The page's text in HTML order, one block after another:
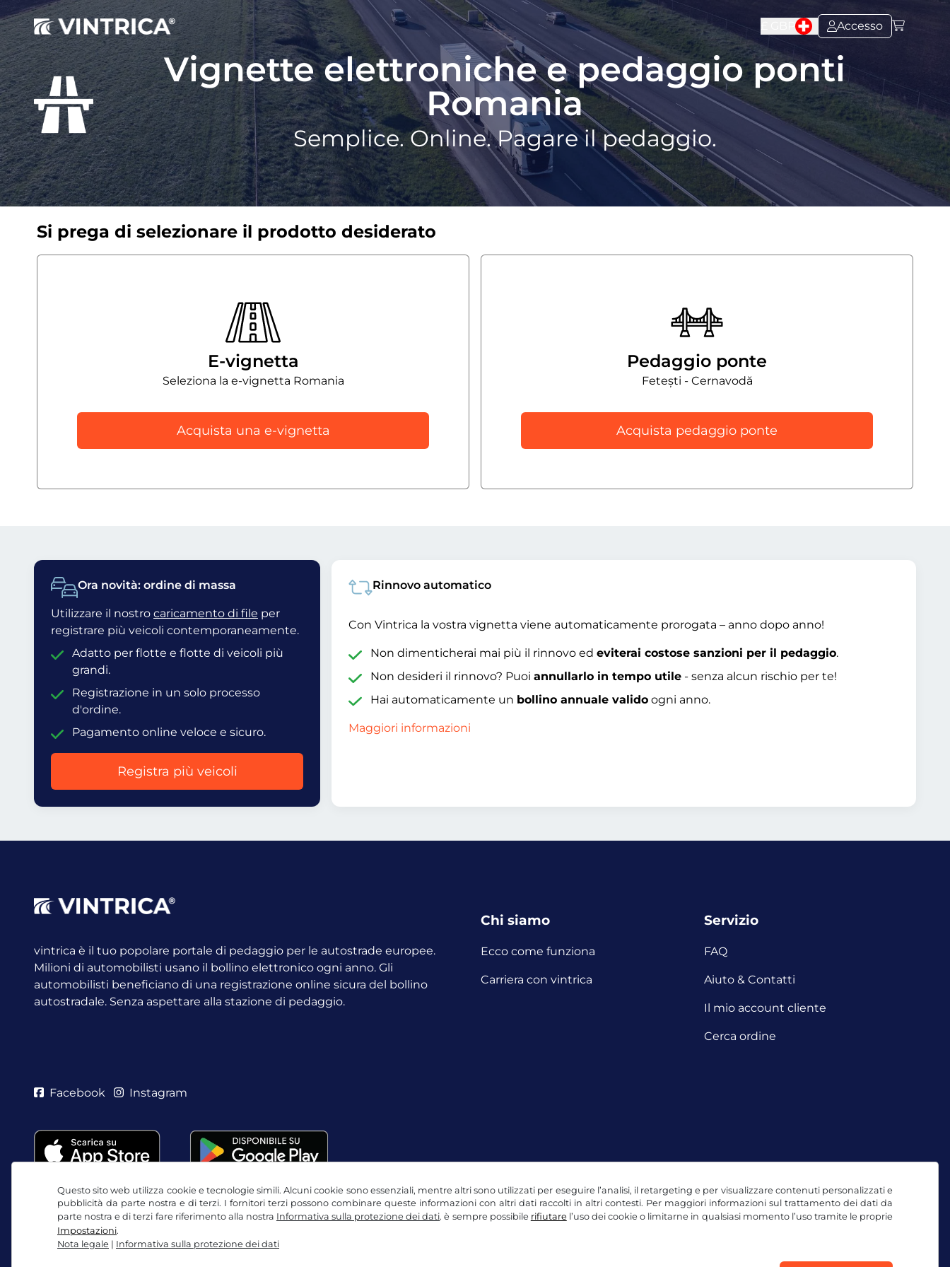
Questo sito web utilizza cookie e tecnologie simili. Alcuni cookie sono essenziali, mentre altri sono utilizzati per eseguire l’analisi, il retargeting e per visualizzare contenuti personalizzati e
pubblicità da parte nostra e di terzi. I fornitori terzi possono combinare queste informazioni con altri dati raccolti in altri contesti. Per maggiori informazioni sul trattamento dei dati da
parte nostra e di terzi fare riferimento alla nostra Informativa sulla protezione dei dati. è sempre possibile rifiutarel’uso dei cookie o limitarne in qualsiasi momento l’uso tramite le proprie
Impostazioni.
Nota legale | Informativa sulla protezione dei dati
Accesso
Vignette elettroniche e pedaggio ponti
Romania
Semplice. Online. Pagare il pedaggio.
Si prega di selezionare il prodotto desiderato
E-vignetta
Seleziona la e-vignetta Romania
Acquista una e-vignetta
Pedaggio ponte
Fetești - Cernavodă
Acquista pedaggio ponte
Ora novità: ordine di massa
Utilizzare il nostro caricamento di file per
registrare più veicoli contemporaneamente.
Adatto per flotte e flotte di veicoli più
grandi.
Registrazione in un solo processo
d'ordine.
Pagamento online veloce e sicuro.
Registra più veicoli
Rinnovo automatico
Con Vintrica la vostra vignetta viene automaticamente prorogata – anno dopo anno!
Non dimenticherai mai più il rinnovo ed eviterai costose sanzioni per il pedaggio.
Non desideri il rinnovo? Puoi annullarlo in tempo utile- senza alcun rischio per te!
Hai automaticamente un bollino annuale validoogni anno.
Maggiori informazioni
vintrica è il tuo popolare portale di pedaggio per le autostrade europee.
Milioni di automobilisti usano il bollino elettronico ogni anno. Gli
automobilisti beneficiano di una registrazione online sicura del bollino
autostradale. Senza aspettare alla stazione di pedaggio.
Chi siamo
Ecco come funziona
Carriera con vintrica
Servizio
FAQ
Aiuto & Contatti
Il mio account cliente
Cerca ordine
Facebook Instagram